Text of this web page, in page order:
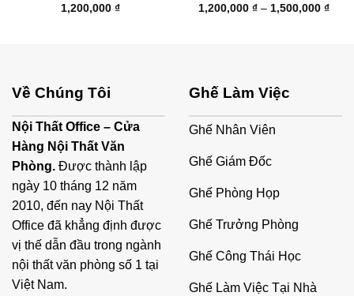
1,200,000 ₫
1,200,000 ₫ – 1,500,000 ₫
Về Chúng Tôi
Nội Thất Office – Cửa
Hàng Nội Thất Văn
Phòng. Được thành lập
ngày 10 tháng 12 năm
2010, đến nay Nội Thất
Office đã khẳng định được
vị thế dẫn đầu trong ngành
nội thất văn phòng số 1 tại
Việt Nam.
Ghế Làm Việc
Ghế Nhân Viên
Ghế Giám Đốc
Ghế Phòng Họp
Ghế Trưởng Phòng
Ghế Công Thái Học
Ghế Làm Việc Tại Nhà